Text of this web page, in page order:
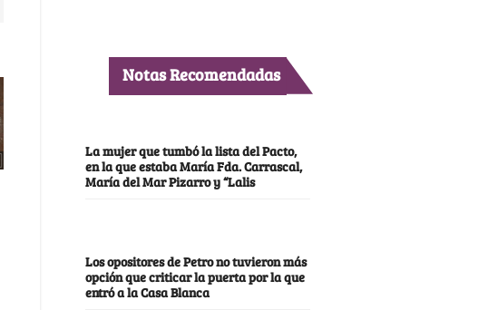
Notas Recomendadas
La mujer que tumbó la lista del Pacto,
en la que estaba María Fda. Carrascal,
María del Mar Pizarro y “Lalis
Los opositores de Petro no tuvieron más
opción que criticar la puerta por la que
entró a la Casa Blanca